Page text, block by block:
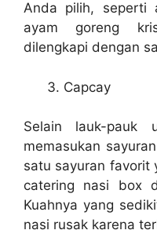
Anda pilih, seperti
ayam goreng
dilengkapi dengan
Capcay
Selain lauk-pauk
memasukan
satu sayuran favorit
catering nasi box
Kuahnya yang
nasi rusak karena